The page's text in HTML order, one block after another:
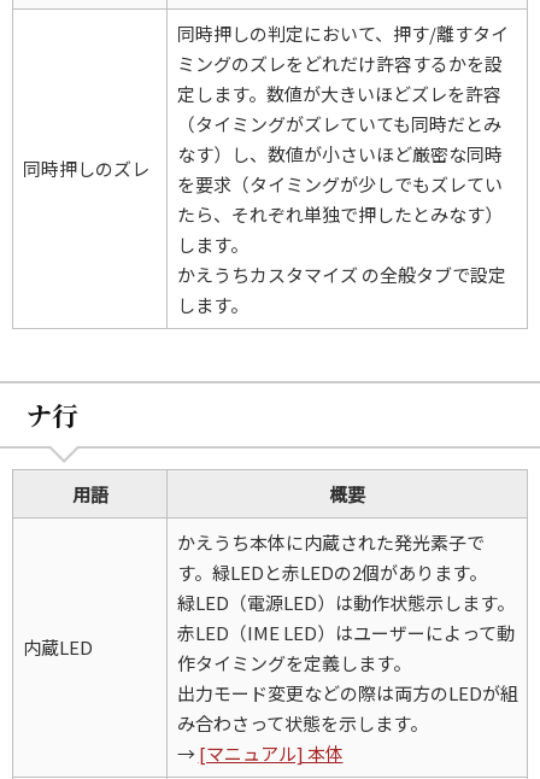
同時押しのズレ
同時押しの判定において、押す/離すタイ
ミングのズレをどれだけ許容するかを設
定します。数値が大きいほどズレを許容
（タイミングがズレていても同時だとみ
なす）し、数値が小さいほど厳密な同時
を要求（タイミングが少しでもズレてい
たら、それぞれ単独で押したとみなす）
します。
かえうちカスタマイズ の全般タブで設定
します。
ナ行
用語 概要
内蔵LED
かえうち本体に内蔵された発光素子で
す。緑LEDと赤LEDの2個があります。
緑LED（電源LED）は動作状態示します。
赤LED（IME LED）はユーザーによって動
作タイミングを定義します。
出力モード変更などの際は両方のLEDが組
み合わさって状態を示します。
→[マニュアル] 本体